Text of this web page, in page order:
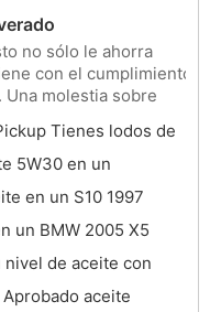
no sólo le ahorra
con el cumplimiento
Una molestia sobre
Tienes lodos de
de refrigerante ?
5W30 en un
en un S10 1997
un BMW 2005 X5
de aceite con
aceite